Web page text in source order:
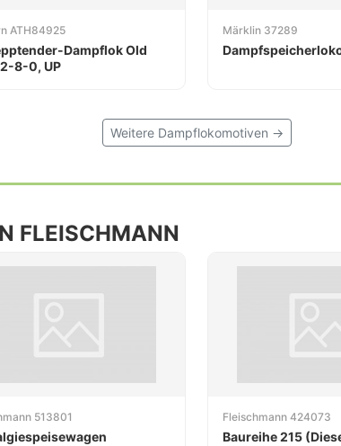
ATH84925
Dampflok Old
8-0, UP
Märklin 37289
Weitere Dampflokomotiven →
FLEISCHMANN
513801 Fleischmann 424073
Baureihe 215